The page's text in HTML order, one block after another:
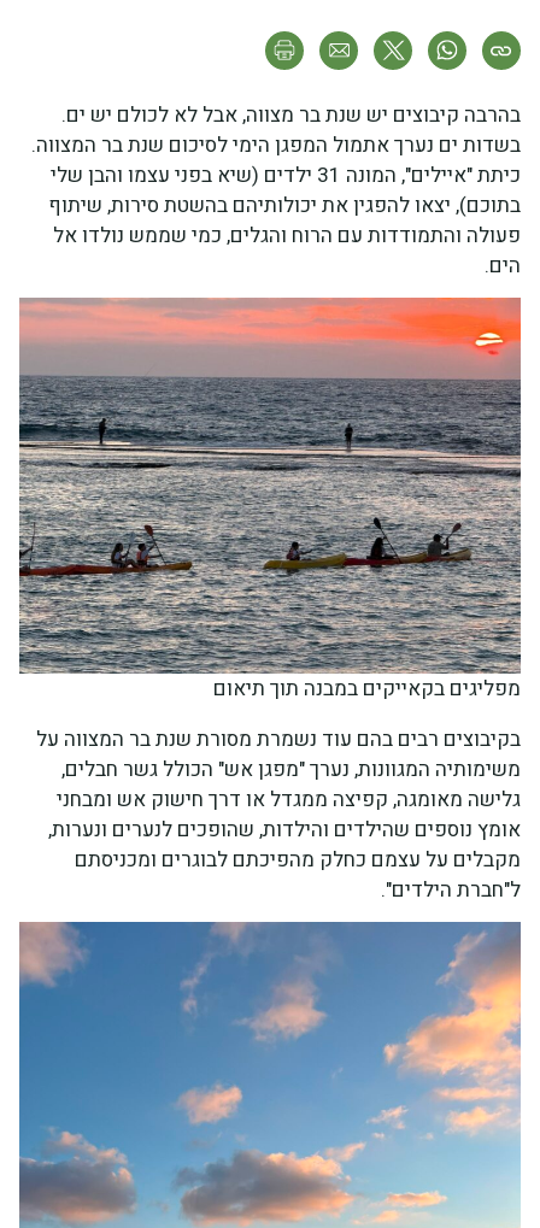
בהרבה קיבוצים יש שנת בר מצווה, אבל לא לכולם יש ים.
בשדות ים נערך אתמול המפגן הימי לסיכום שנת בר המצווה.
כיתת "איילים", המונה 31 ילדים (שיא בפני עצמו והבן שלי
בתוכם), יצאו להפגין את יכולותיהם בהשטת סירות, שיתוף
פעולה והתמודדות עם הרוח והגלים, כמי שממש נולדו אל
הים.
מפליגים בקאייקים במבנה תוך תיאום
בקיבוצים רבים בהם עוד נשמרת מסורת שנת בר המצווה על
משימותיה המגוונות, נערך "מפגן אש" הכולל גשר חבלים,
גלישה מאומגה, קפיצה ממגדל או דרך חישוק אש ומבחני
אומץ נוספים שהילדים והילדות, שהופכים לנערים ונערות,
מקבלים על עצמם כחלק מהפיכתם לבוגרים ומכניסתם
ל"חברת הילדים".